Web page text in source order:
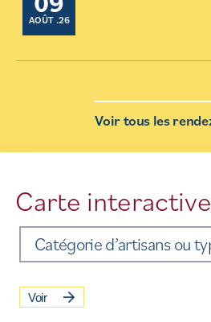
AOÛT .26
Voir tous les
Carte interactive
Voir